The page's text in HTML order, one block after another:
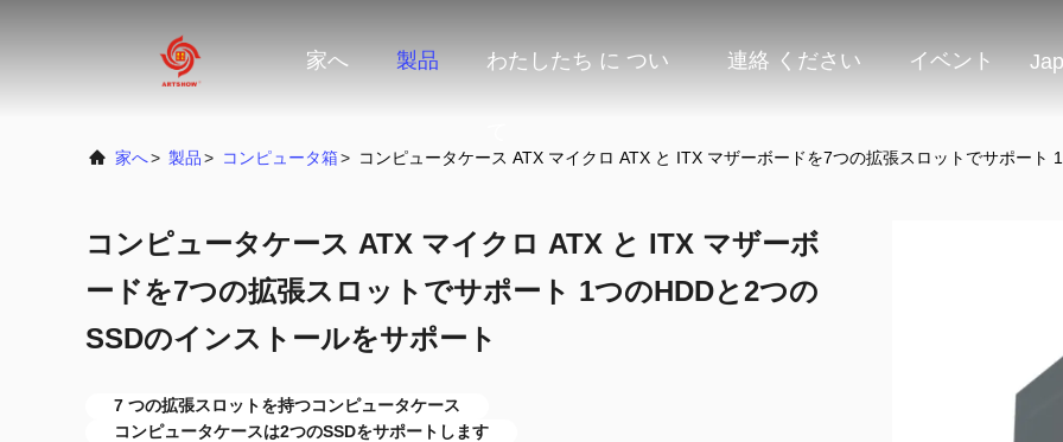
家へ 製品 わたしたち に つい 連絡 ください イベント
家へ> 製品> コンピュータ箱> コンピュータケース ATX マイクロ ATX と ITX マザーボードを7つの拡張スロットでサポート
コンピュータケース ATX マイクロ ATX と ITX マザーボ
ードを7つの拡張スロットでサポート 1つのHDDと2つの
SSDのインストールをサポート
7 つの拡張スロットを持つコンピュータケース
コンピュータケースは2つのSSDをサポートします